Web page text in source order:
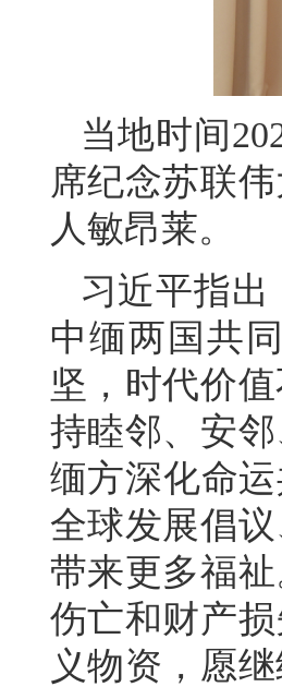
当地时间
席纪念苏联
人敏昂莱。
习近平指
中缅两国共
坚，时代价
持睦邻、安
缅方深化命
全球发展倡
带来更多福
伤亡和财产
义物资，愿